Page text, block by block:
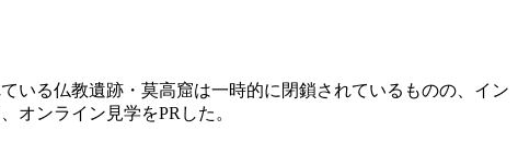
いる仏教遺跡・莫高窟は一時的に閉鎖されているものの、イン
オンライン見学をPRした。